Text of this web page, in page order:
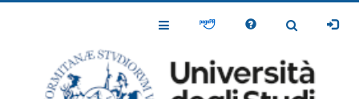
Toggle
Toggle